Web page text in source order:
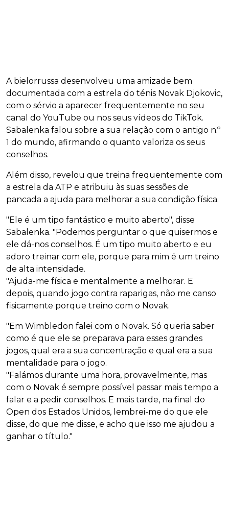
A bielorrussa desenvolveu uma amizade bem
documentada com a estrela do ténis Novak Djokovic,
com o sérvio a aparecer frequentemente no seu
canal do YouTube ou nos seus vídeos do TikTok.
Sabalenka falou sobre a sua relação com o antigo n.º
1 do mundo, afirmando o quanto valoriza os seus
conselhos.
Além disso, revelou que treina frequentemente com
a estrela da ATP e atribuiu às suas sessões de
pancada a ajuda para melhorar a sua condição física.
"Ele é um tipo fantástico e muito aberto", disse
Sabalenka. "Podemos perguntar o que quisermos e
ele dá-nos conselhos. É um tipo muito aberto e eu
adoro treinar com ele, porque para mim é um treino
de alta intensidade.
"Ajuda-me física e mentalmente a melhorar. E
depois, quando jogo contra raparigas, não me canso
fisicamente porque treino com o Novak.
"Em Wimbledon falei com o Novak. Só queria saber
como é que ele se preparava para esses grandes
jogos, qual era a sua concentração e qual era a sua
mentalidade para o jogo.
"Falámos durante uma hora, provavelmente, mas
com o Novak é sempre possível passar mais tempo a
falar e a pedir conselhos. E mais tarde, na final do
Open dos Estados Unidos, lembrei-me do que ele
disse, do que me disse, e acho que isso me ajudou a
ganhar o título."